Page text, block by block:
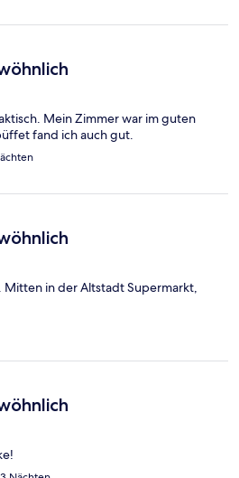
Mein Zimmer war im guten
fand ich auch gut.
Mitten in der Altstadt Supermarkt,